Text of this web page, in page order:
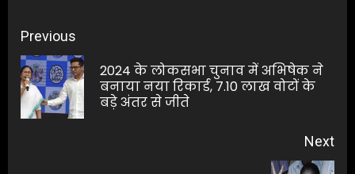
Post
navigation
Previous
2024 के लोकसभा चुनाव में अभिषेक ने
बनाया नया रिकार्ड, 7.10 लाख वोटों के
बड़े अंतर से जीते
Next